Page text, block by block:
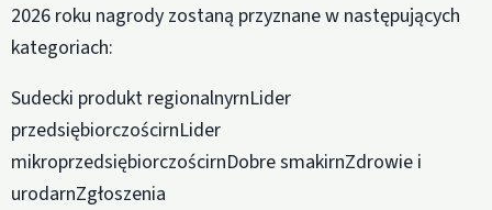
2026 roku nagrody zostaną przyznane w następujących
kategoriach:
Sudecki produkt regionalnyrnLider
przedsiębiorczościrnLider
mikroprzedsiębiorczościrnDobre smakirnZdrowie i
urodarnZgłoszenia